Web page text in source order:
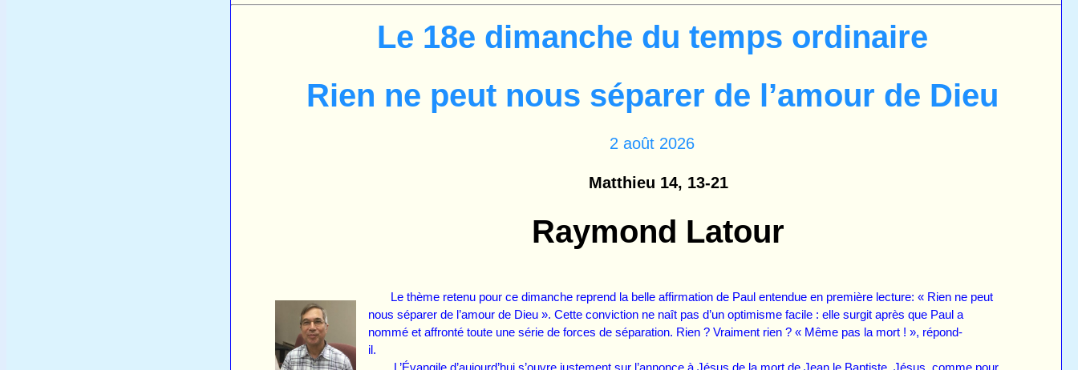
Le 18e dimanche du temps ordinaire
Rien ne peut nous séparer de l’amour de Dieu
2 août 2026
Matthieu 14, 13-21
Raymond Latour
Le thème retenu pour ce dimanche reprend la belle affirmation de Paul entendue en première lecture: « Rien ne peut
nous séparer de l’amour de Dieu ». Cette conviction ne naît pas d’un optimisme facile : elle surgit après que Paul a
nommé et affronté toute une série de forces de séparation. Rien ? Vraiment rien ? « Même pas la mort ! », répond-
il.
L’Évangile d’aujourd’hui s’ouvre justement sur l’annonce à Jésus de la mort de Jean le Baptiste. Jésus, comme pour